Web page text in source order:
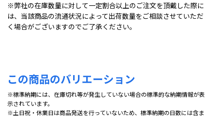
※弊社の在庫数量に対して一定割合以上のご注文を頂戴した際に
は、当該商品の流通状況によって出荷数量をご相談させていただ
く場合がございますのでご了承ください。
この商品のバリエーション
※標準納期には、在庫切れ等が発生していない場合の標準的な納期情報が表
示されています。
※土日祝・休業日は商品発送を行っていないため、標準納期の日数には含ま